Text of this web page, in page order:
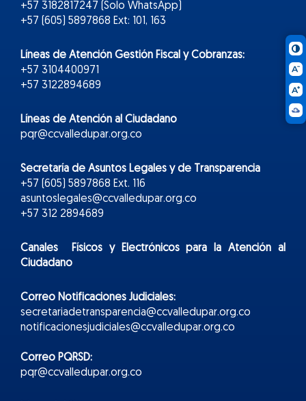
+57 3182817247 (Solo WhatsApp)
+57 (605) 5897868 Ext: 101, 163
Líneas de Atención Gestión Fiscal y Cobranzas:
+57 3104400971
+57 3122894689
Líneas de Atención al Ciudadano
pqr@ccvalledupar.org.co
Secretaría de Asuntos Legales y de Transparencia
+57 (605) 5897868 Ext. 116
asuntoslegales@ccvalledupar.org.co
+57 312 2894689
Canales Físicos yElectrónicospara la Atención al
Ciudadano
Correo Notificaciones Judiciales:
secretariadetransparencia@ccvalledupar.org.co
notificacionesjudiciales@ccvalledupar.org.co
Correo PQRSD:
pqr@ccvalledupar.org.co